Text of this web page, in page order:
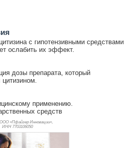
с гипотензивными средствами
ослабить их эффект.
дозы препарата, который
применению.
средств
«Пфайзер Инновации»,
ИНН 7703106050